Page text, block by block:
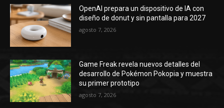
OpenAI prepara un dispositivo de IA con
diseño de donut y sin pantalla para 2027
agosto 7, 2026
Game Freak revela nuevos detalles del
desarrollo de Pokémon Pokopia y muestra
su primer prototipo
agosto 7, 2026